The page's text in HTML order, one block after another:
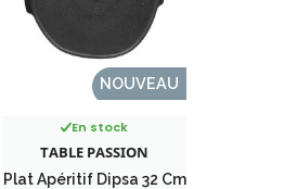
En stock
TABLE PASSION
Plat Apéritif Dipsa 32 Cm
NOUVEAU